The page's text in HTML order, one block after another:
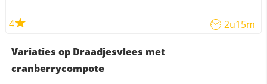
4 2u15m
Variaties op Draadjesvlees met
cranberrycompote